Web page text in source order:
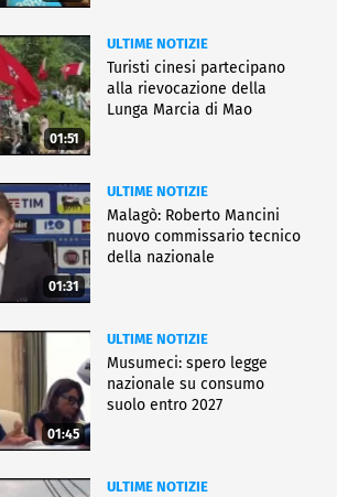
01:51
ULTIME NOTIZIE
Turisti cinesi partecipano
alla rievocazione della
Lunga Marcia di Mao
01:31
ULTIME NOTIZIE
Malagò: Roberto Mancini
nuovo commissario tecnico
della nazionale
01:45
ULTIME NOTIZIE
Musumeci: spero legge
nazionale su consumo
suolo entro 2027
ULTIME NOTIZIE